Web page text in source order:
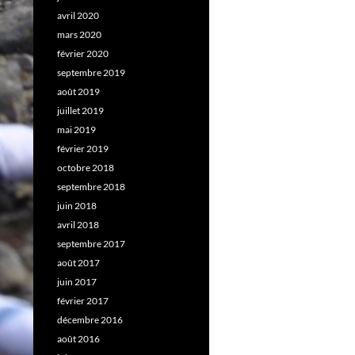
avril 2020
mars 2020
février 2020
septembre 2019
août 2019
juillet 2019
mai 2019
février 2019
octobre 2018
septembre 2018
juin 2018
avril 2018
septembre 2017
août 2017
juin 2017
février 2017
décembre 2016
août 2016